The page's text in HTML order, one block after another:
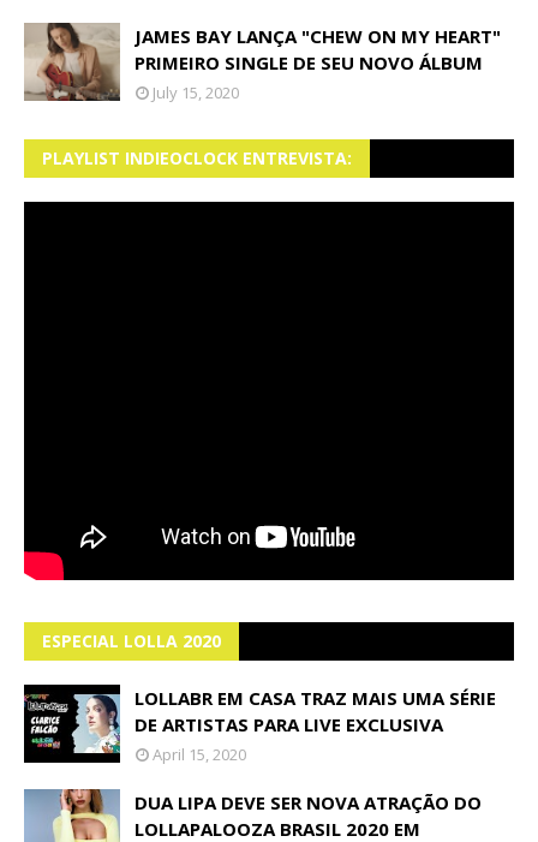
JAMES BAY LANÇA "CHEW ON MY HEART"
PRIMEIRO SINGLE DE SEU NOVO ÁLBUM
July 15, 2020
PLAYLIST INDIEOCLOCK ENTREVISTA:
ESPECIAL LOLLA 2020
LOLLABR EM CASA TRAZ MAIS UMA SÉRIE
DE ARTISTAS PARA LIVE EXCLUSIVA
April 15, 2020
DUA LIPA DEVE SER NOVA ATRAÇÃO DO
LOLLAPALOOZA BRASIL 2020 EM